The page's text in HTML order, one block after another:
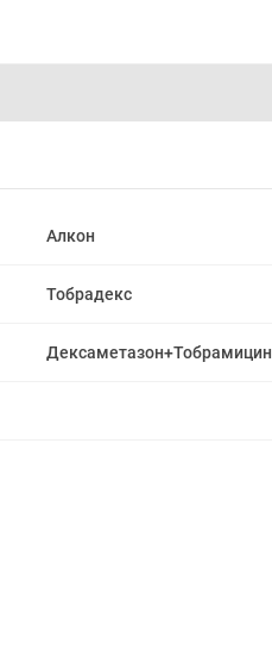
Алкон
Тобрадекс
Дексаметазон+Тобрамицин